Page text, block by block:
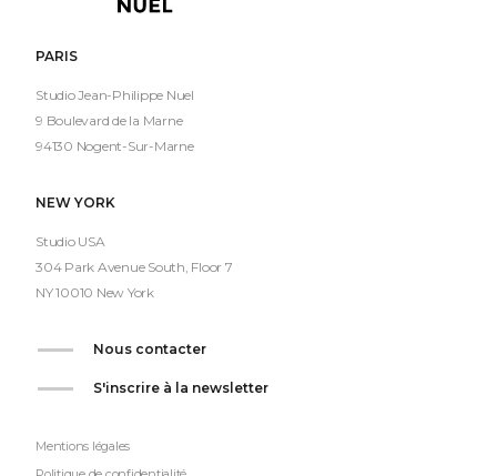
PARIS
Studio Jean-Philippe Nuel
9 Boulevard de la Marne
94130 Nogent-Sur-Marne
NEW YORK
Studio USA
304 Park Avenue South, Floor 7
NY 10010 New York
Nous contacter
S'inscrire à la newsletter
Mentions légales